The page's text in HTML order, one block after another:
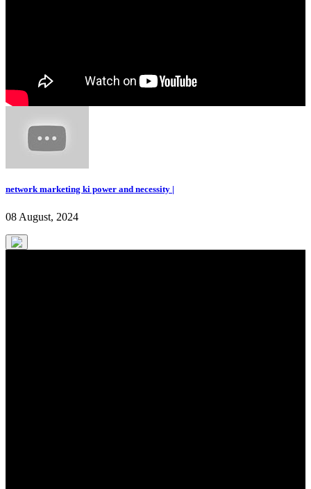
network marketing ki power and necessity |
08 August, 2024